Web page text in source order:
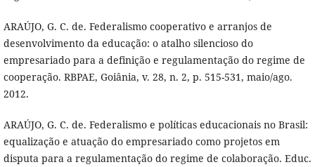
ARAÚJO, G. C. de. Federalismo cooperativo e arranjos de
desenvolvimento da educação: o atalho silencioso do
empresariado para a definição e regulamentação do regime de
cooperação. RBPAE, Goiânia, v. 28, n. 2, p. 515-531, maio/ago.
2012.
ARAÚJO, G. C. de. Federalismo e políticas educacionais no Brasil:
equalização e atuação do empresariado como projetos em
disputa para a regulamentação do regime de colaboração. Educ.